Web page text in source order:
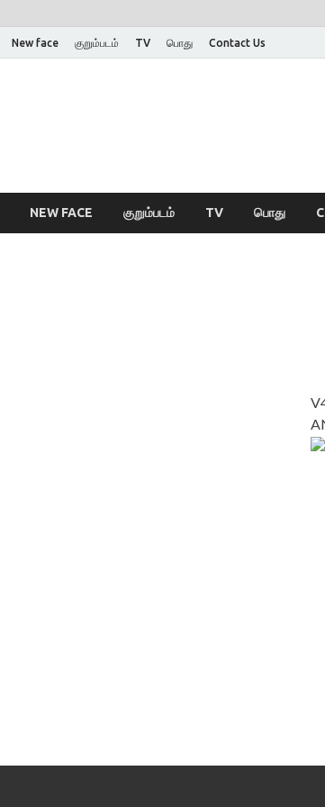
New face குறும்படம் TV பொது Contact Us
NEW FACE குறும்படம் TV பொது